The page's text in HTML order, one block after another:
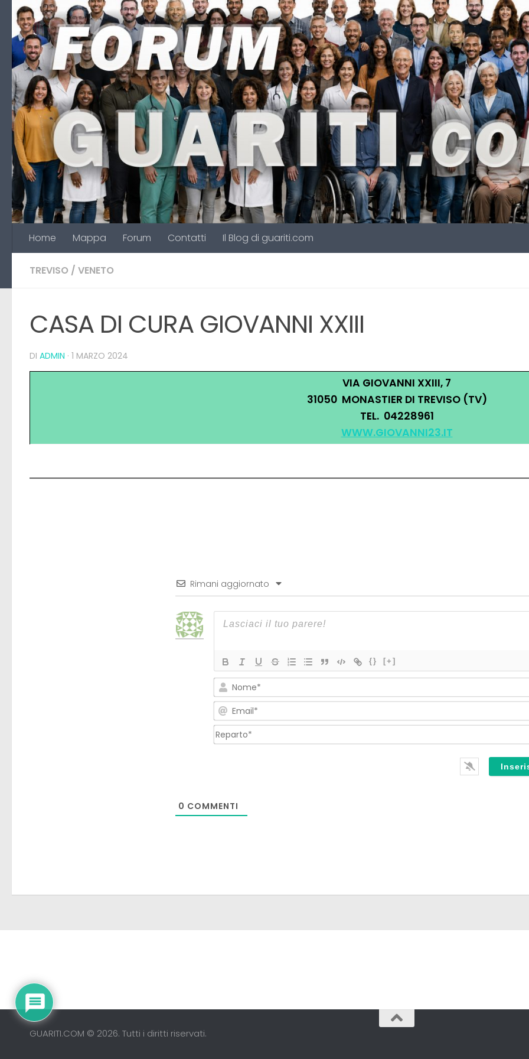
Salta al contenuto
Home Mappa Forum Contatti Il Blog di guariti.com
TREVISO / VENETO
CASA DI CURA GIOVANNI XXIII
DI ADMIN · 1 MARZO 2024
VIA GIOVANNI XXIII, 7
31050 MONASTIER DI TREVISO (TV)
TEL. 04228961
WWW.GIOVANNI23.IT
Rimani aggiornato
{} [+]
0 COMMENTI
GUARITI.COM © 2026. Tutti i diritti riservati.